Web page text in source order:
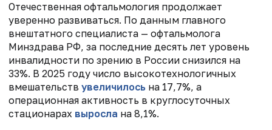
Отечественная офтальмология продолжает
уверенно развиваться. По данным главного
внештатного специалиста — офтальмолога
Минздрава РФ, за последние десять лет уровень
инвалидности по зрению в России снизился на
33%. В 2025 году число высокотехнологичных
вмешательств увеличилось на 17,7%, а
операционная активность в круглосуточных
стационарах выросла на 8,1%.